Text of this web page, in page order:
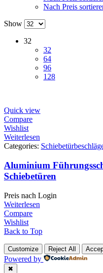
Nach Preis
Show
32
32
64
96
128
Quick view
Compare
Wishlist
Weiterlesen
Categories:
Aluminium
Schiebetüren
Preis nach Login
Weiterlesen
Compare
Wishlist
Back to Top
Customize Reject All
Powered by
✖